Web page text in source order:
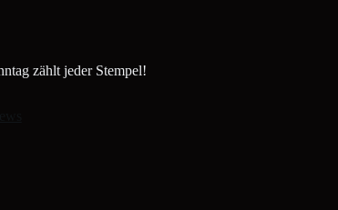
zählt jeder Stempel!